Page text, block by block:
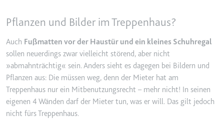
Typ:
HTTP-Cookie
_gcl_au
Anbieter:
smartlaw.de
Wird verwendet, um die Effizienz
der Werbeaktivitäten der Website
zu messen, indem Daten über die
Conversion-Rate der Anzeigen der
Pflanzen und Bilder im Treppenhaus?
Auch Fußmatten vor der Haustür und ein kleines Schuhregal
sollen neuerdings zwar vielleicht störend, aber nicht
»abmahnträchtig« sein. Anders sieht es dagegen bei Bildern und
Pflanzen aus: Die müssen weg, denn der Mieter hat am
Treppenhaus nur ein Mitbenutzungsrecht – mehr nicht! In seinen
eigenen 4 Wänden darf der Mieter tun, was er will. Das gilt jedoch
nicht fürs Treppenhaus.